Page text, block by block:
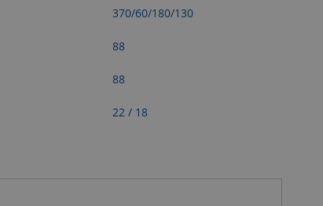
370/60/180/130
88
88
22 / 18